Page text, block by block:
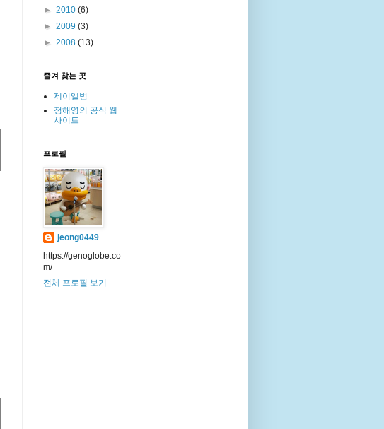
► 2010 (6)
► 2009 (3)
► 2008 (13)
즐겨 찾는 곳
제이앨범
정해영의 공식 웹
사이트
프로필
jeong0449
https://genoglobe.co
m/
전체 프로필 보기